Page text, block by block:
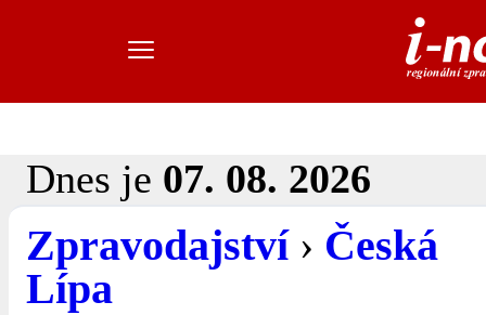
Dnes je 07. 08. 2026
Zpravodajství› Česká
Lípa